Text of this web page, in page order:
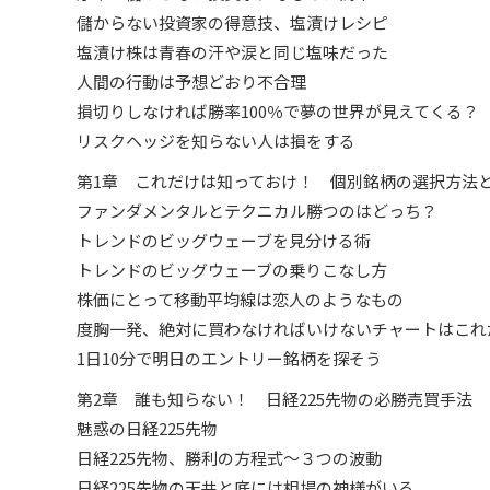
儲からない投資家の得意技、塩漬けレシピ
塩漬け株は青春の汗や涙と同じ塩味だった
人間の行動は予想どおり不合理
損切りしなければ勝率100％で夢の世界が見えてくる？
リスクヘッジを知らない人は損をする
第1章 これだけは知っておけ！ 個別銘柄の選択方法
ファンダメンタルとテクニカル勝つのはどっち？
トレンドのビッグウェーブを見分ける術
トレンドのビッグウェーブの乗りこなし方
株価にとって移動平均線は恋人のようなもの
度胸一発、絶対に買わなければいけないチャートはこれ
1日10分で明日のエントリー銘柄を探そう
第2章 誰も知らない！ 日経225先物の必勝売買手法
魅惑の日経225先物
日経225先物、勝利の方程式～３つの波動